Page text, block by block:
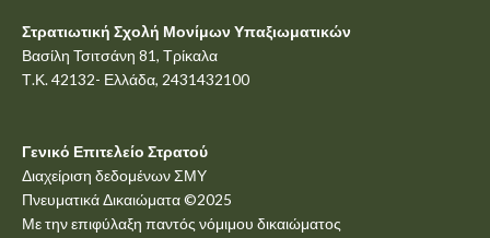
Στρατιωτική Σχολή Μονίμων Υπαξιωματικών
Βασίλη Τσιτσάνη 81, Τρίκαλα
Τ.Κ. 42132- Ελλάδα, 2431432100
Γενικό Επιτελείο Στρατού
Διαχείριση δεδομένων ΣΜΥ
Πνευματικά Δικαιώματα ©2025
Με την επιφύλαξη παντός νόμιμου δικαιώματος